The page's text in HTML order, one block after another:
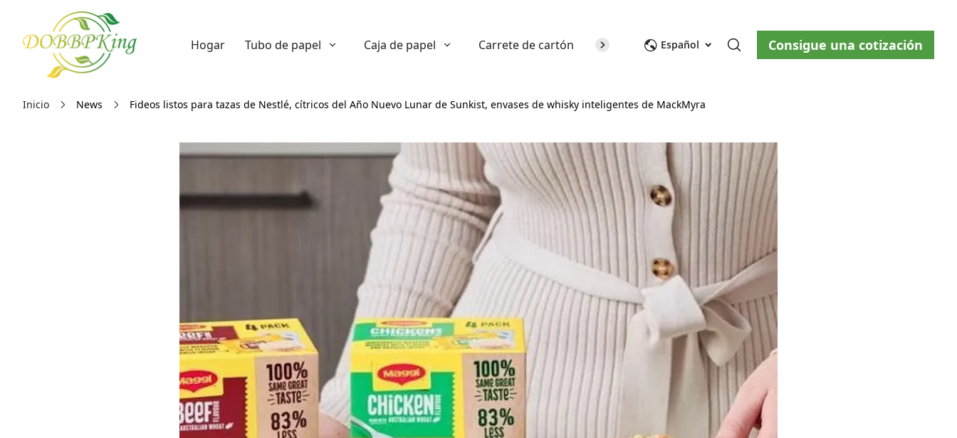
Hogar Tubo de papel Caja de papel Carrete de cartón Sobre nosotros Blog Contáctenos
Español Consigue una cotización
Inicio News Fideos listos para tazas de Nestlé, cítricos del Año Nuevo Lunar de Sunkist, envases de whisky inteligentes de MackMyra